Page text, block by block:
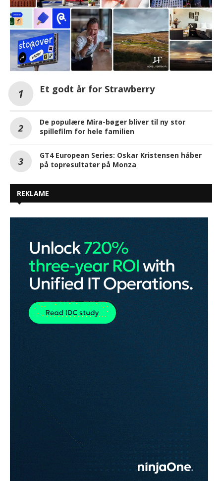
Et godt år for Strawberry
De populære Mira-bøger bliver til ny stor
spillefilm for hele familien
GT4 European Series: Oskar Kristensen håber
på topresultater på Monza
REKLAME